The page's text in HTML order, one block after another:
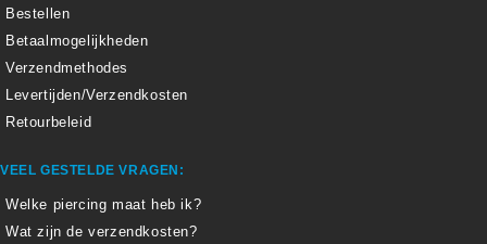
Bestellen
Betaalmogelijkheden
Verzendmethodes
Levertijden/Verzendkosten
Retourbeleid
VEEL GESTELDE VRAGEN:
Welke piercing maat heb ik?
Wat zijn de verzendkosten?